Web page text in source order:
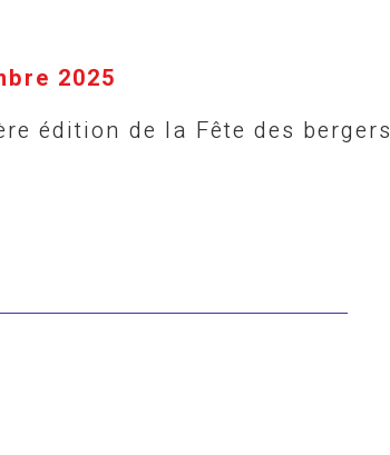
2025
édition de la Fête des bergers